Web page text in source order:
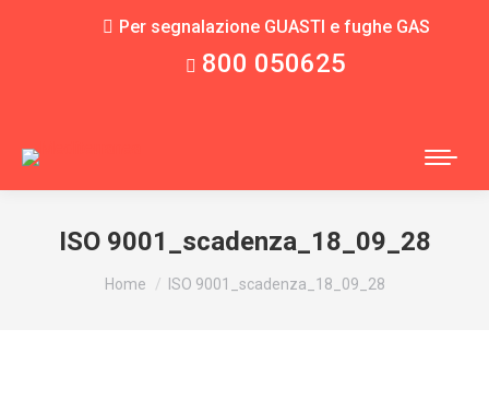
Per segnalazione GUASTI e fughe GAS
800 050625
ISO 9001_scadenza_18_09_28
You are here:
Home ISO 9001_scadenza_18_09_28